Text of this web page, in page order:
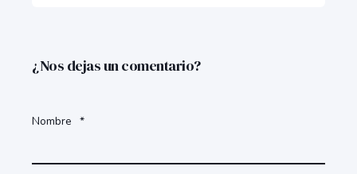
¿Nos dejas un comentario?
Nombre *